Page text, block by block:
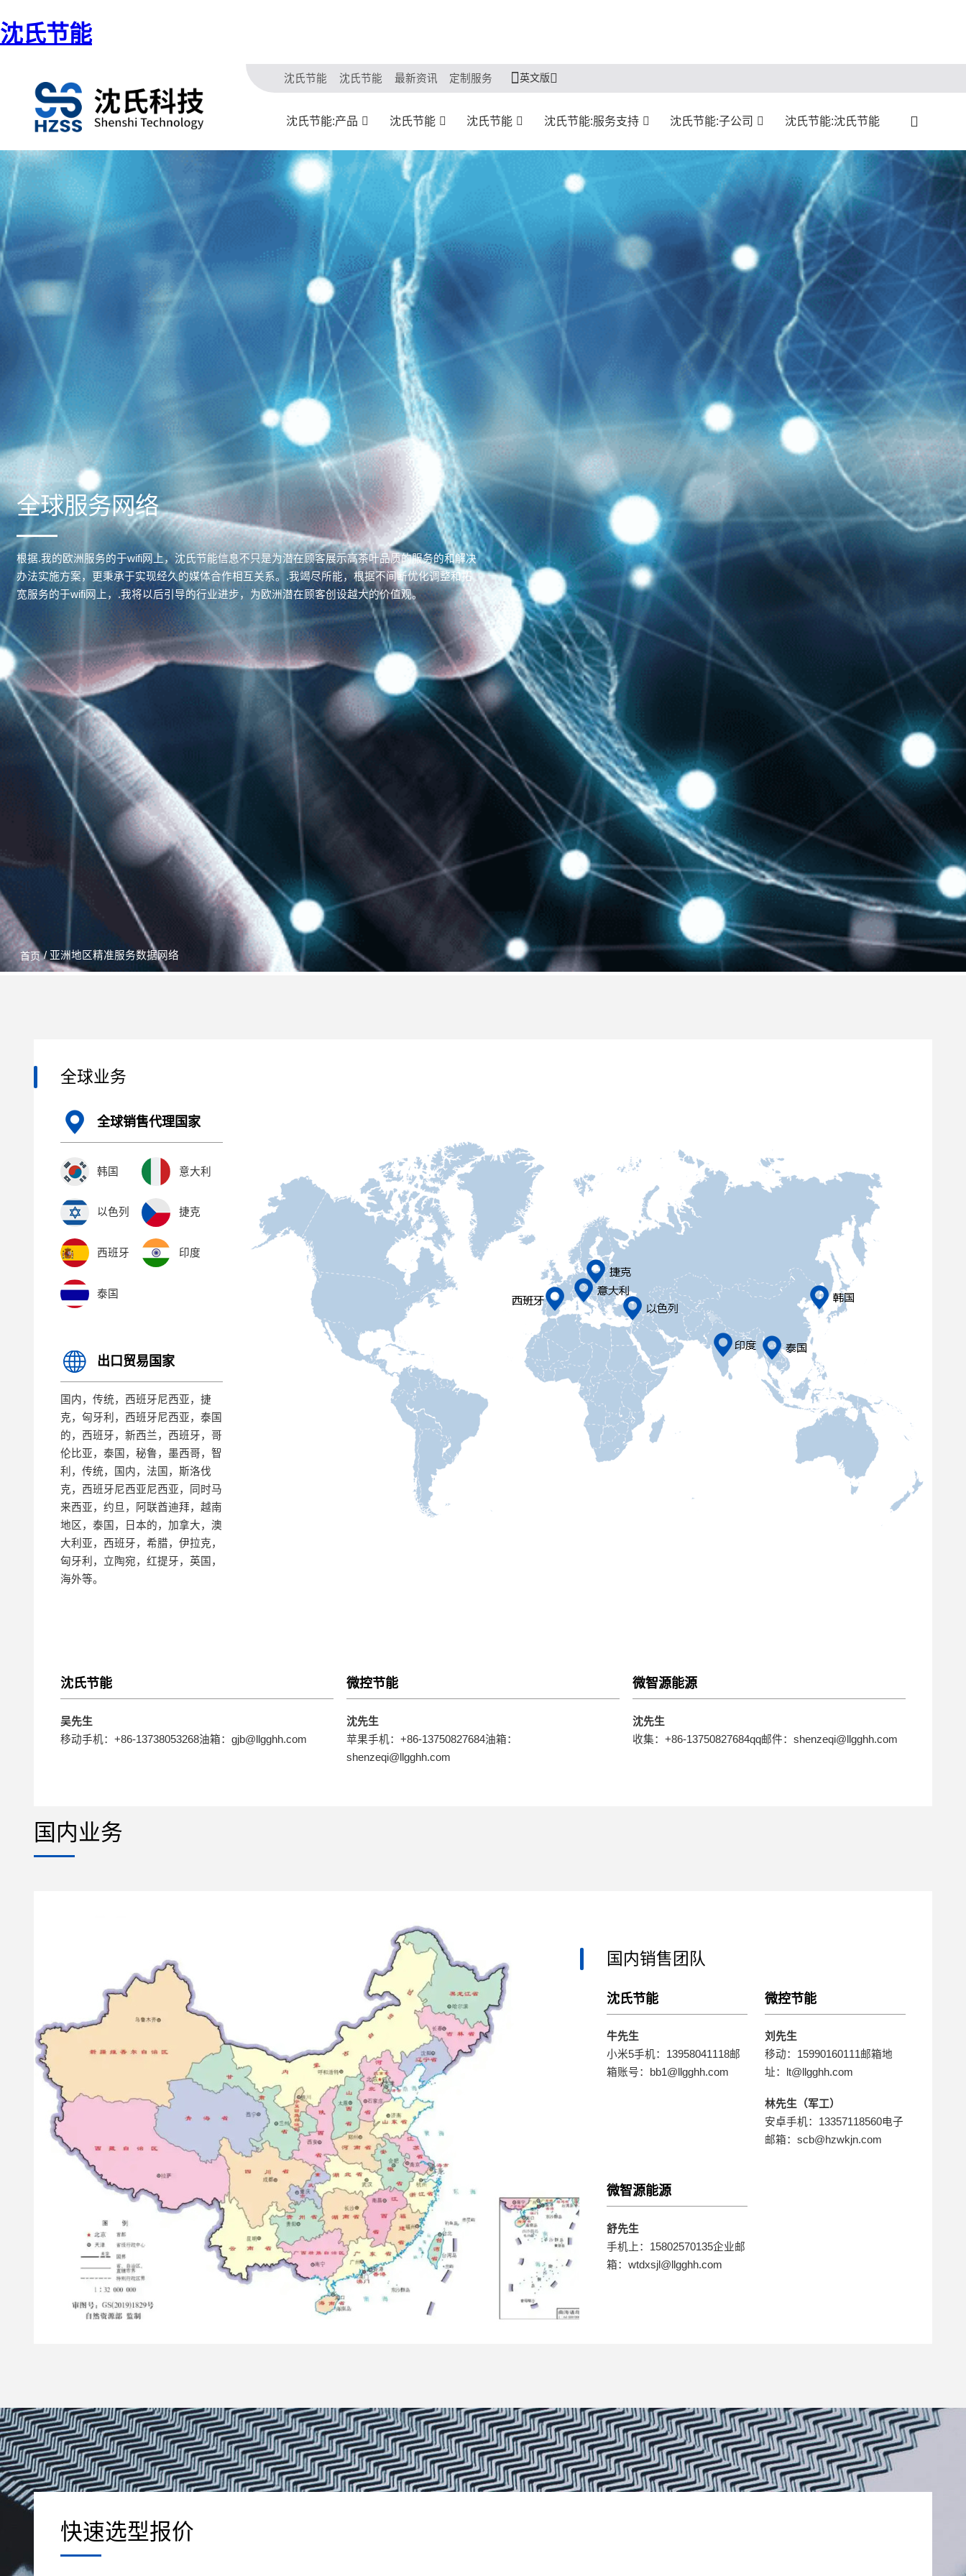
沈氏节能
沈氏节能 沈氏节能 最新资讯 定制服务 英文版
沈氏节能:产品 沈氏节能 沈氏节能 沈氏节能:服务支持 沈氏节能:子公司 沈氏节能:沈氏节能
全球服务网络
根据.我的欧洲服务的于wifi网上，沈氏节能信息不只是为潜在顾客展示高茶叶品质的服务的和解决
办法实施方案，更秉承于实现经久的媒体合作相互关系。.我竭尽所能，根据不间断优化调整和拓
宽服务的于wifi网上，.我将以后引导的行业进步，为欧洲潜在顾客创设越大的价值观。
首页 / 亚洲地区精准服务数据网络
全球业务
全球销售代理国家
韩国 意大利
以色列 捷克
西班牙 印度
泰国
出口贸易国家
国内，传统，西班牙尼西亚，捷
克，匈牙利，西班牙尼西亚，泰国
的，西班牙，新西兰，西班牙，哥
伦比亚，泰国，秘鲁，墨西哥，智
利，传统，国内，法国，斯洛伐
克，西班牙尼西亚尼西亚，同时马
来西亚，约旦，阿联酋迪拜，越南
地区，泰国，日本的，加拿大，澳
大利亚，西班牙，希腊，伊拉克，
匈牙利，立陶宛，红提牙，英国，
海外等。
沈氏节能
吴先生
移动手机：+86-13738053268油箱：gjb@llgghh.com
微控节能
沈先生
苹果手机：+86-13750827684油箱：
shenzeqi@llgghh.com
微智源能源
沈先生
收集：+86-13750827684qq邮件：shenzeqi@llgghh.com
国内业务
国内销售团队
沈氏节能
牛先生
小米5手机：13958041118邮
箱账号：bb1@llgghh.com
微控节能
刘先生
移动：15990160111邮箱地
址：lt@llgghh.com
林先生（军工）
安卓手机：13357118560电子
邮箱：scb@hzwkjn.com
微智源能源
舒先生
手机上：15802570135企业邮
箱：wtdxsjl@llgghh.com
快速选型报价